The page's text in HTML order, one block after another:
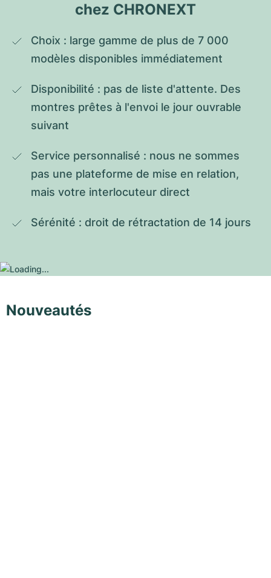
chez CHRONEXT
Choix : large gamme de plus de 7 000
modèles disponibles immédiatement
Disponibilité : pas de liste d'attente. Des
montres prêtes à l'envoi le jour ouvrable
suivant
Service personnalisé : nous ne sommes
pas une plateforme de mise en relation,
mais votre interlocuteur direct
Sérénité : droit de rétractation de 14 jours
Nouveautés